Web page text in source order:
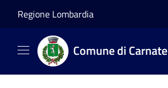
Regione Lombardia
Comune di Carnate